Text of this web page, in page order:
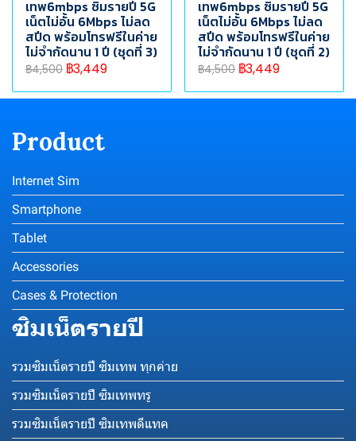
เทพ6mbps ซิมรายปี 5G
เน็ตไม่อั้น 6Mbps ไม่ลด
สปีด พร้อมโทรฟรีในค่าย
ไม่จำกัดนาน 1 ปี (ชุดที่ 3)
฿4,500 ฿3,449
เทพ6mbps ซิมรายปี 5G
เน็ตไม่อั้น 6Mbps ไม่ลด
สปีด พร้อมโทรฟรีในค่าย
ไม่จำกัดนาน 1 ปี (ชุดที่ 2)
฿4,500 ฿3,449
Product
Internet Sim
Smartphone
Tablet
Accessories
Cases & Protection
ซิมเน็ตรายปี
รวมซิมเน็ตรายปี ซิมเทพ ทุกค่าย
รวมซิมเน็ตรายปี ซิมเทพทรู
รวมซิมเน็ตรายปี ซิมเทพดีแทค